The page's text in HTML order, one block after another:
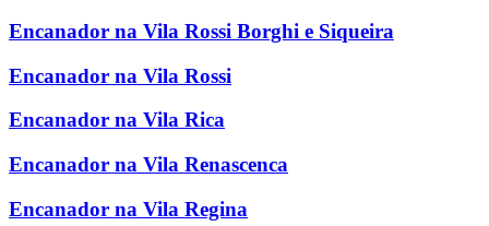
Encanador na Vila Rossi Borghi e Siqueira
Encanador na Vila Rossi
Encanador na Vila Rica
Encanador na Vila Renascenca
Encanador na Vila Regina